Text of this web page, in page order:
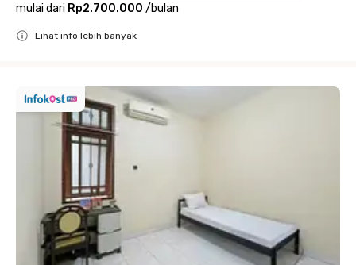
mulai dari Rp2.700.000 /bulan
Lihat info lebih banyak